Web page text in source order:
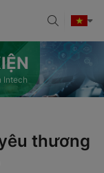
Intech
thương